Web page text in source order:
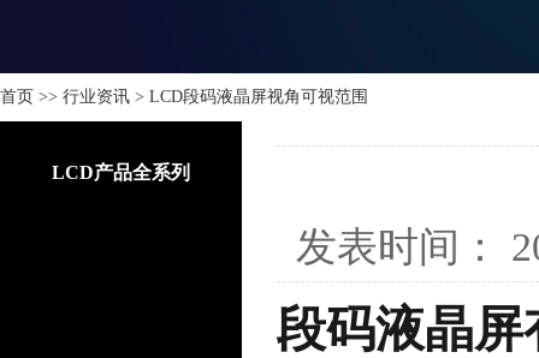
首页 >> 行业资讯 > LCD段码液晶屏视角可视范围
LCD产品全系列
发表时间：
段码液晶